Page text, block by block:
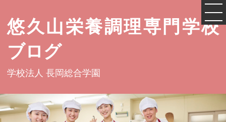
悠久山栄養調理専門学校
ブログ
学校法人 長岡総合学園